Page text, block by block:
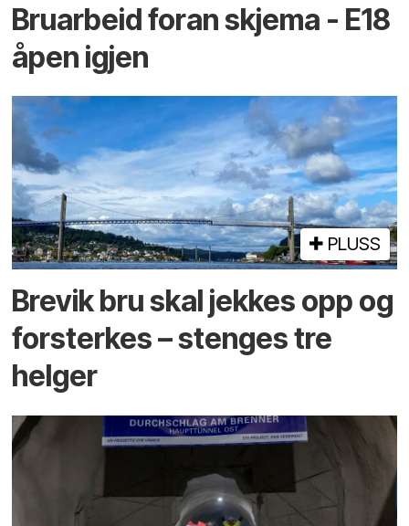
Bruarbeid foran skjema - E18
åpen igjen
PLUSS
Brevik bru skal jekkes opp og
forsterkes – stenges tre
helger